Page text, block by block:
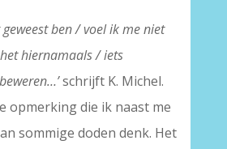
geweest ben / voel ik me niet
hiernamaals / iets
schrijft K. Michel.
opmerking die ik naast me
sommige doden denk. Het